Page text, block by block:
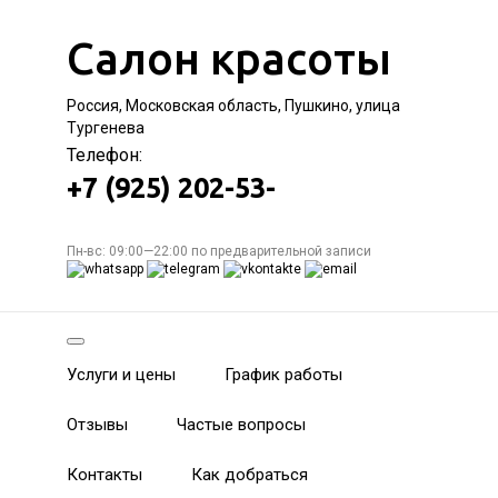
Салон красоты
Россия, Московская область, Пушкино, улица
Тургенева
Телефон:
+7 (925) 202-53-
Пн-вс: 09:00—22:00 по предварительной записи
Услуги и цены График работы
Отзывы Частые вопросы
Контакты Как добраться